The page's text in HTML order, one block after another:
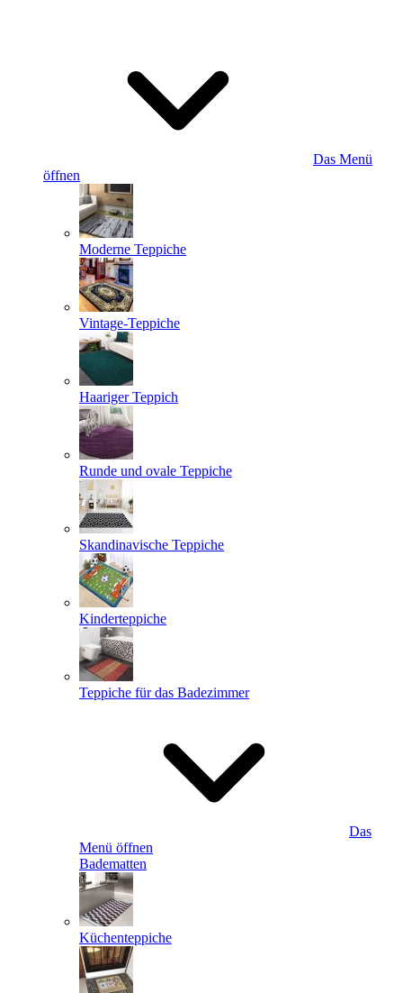
Das Menü
öffnen
Moderne Teppiche
Vintage-Teppiche
Haariger Teppich
Runde und ovale Teppiche
Skandinavische Teppiche
Kinderteppiche
Teppiche für das Badezimmer
Das
Menü öffnen
Badematten
Küchenteppiche